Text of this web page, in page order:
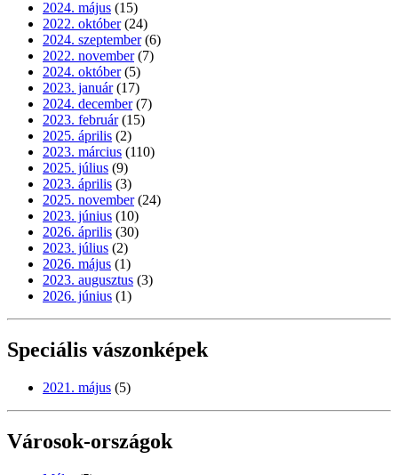
2024. május (15)
2022. október (24)
2024. szeptember (6)
2022. november (7)
2024. október (5)
2023. január (17)
2024. december (7)
2023. február (15)
2025. április (2)
2023. március (110)
2025. július (9)
2023. április (3)
2025. november (24)
2023. június (10)
2026. április (30)
2023. július (2)
2026. május (1)
2023. augusztus (3)
2026. június (1)
Speciális vászonképek
2021. május (5)
Városok-országok